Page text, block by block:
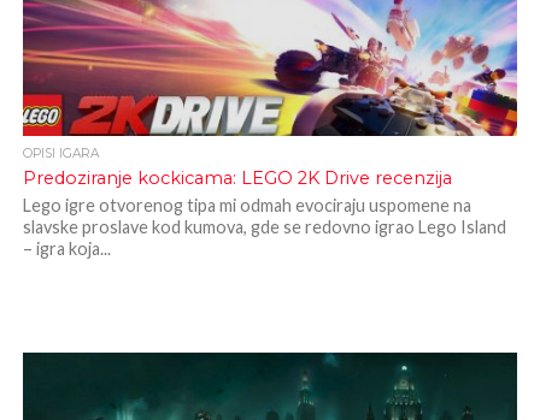
OPISI IGARA
Predoziranje kockicama: LEGO 2K Drive recenzija
Lego igre otvorenog tipa mi odmah evociraju uspomene na
slavske proslave kod kumova, gde se redovno igrao Lego Island
– igra koja...